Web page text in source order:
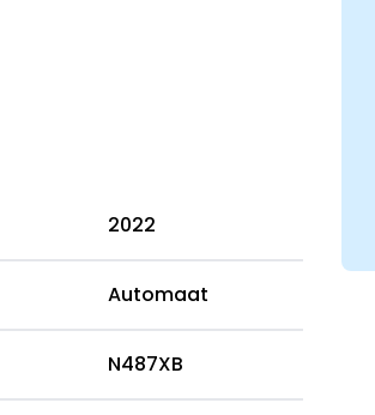
2022
Automaat
N487XB